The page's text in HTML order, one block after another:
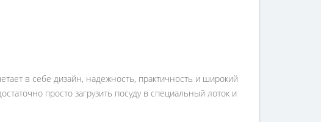
в себе дизайн, надежность, практичность и широкий
просто загрузить посуду в специальный лоток и